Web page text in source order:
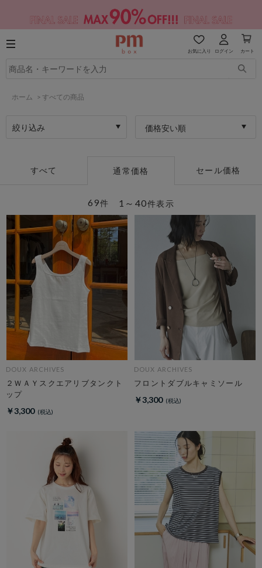
お気に入り ログイン カート
ホーム > すべての商品
絞り込み 価格安い順
すべて 通常価格 セール価格
1～40件表示
69件
DOUX ARCHIVES
２ＷＡＹスクエアリブタンクト
ップ
￥3,300
DOUX ARCHIVES
フロントダブルキャミソール
￥3,300